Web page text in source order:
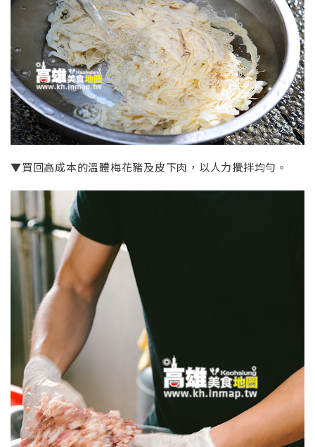
▼買回高成本的溫體梅花豬及皮下肉，以人力攪拌均勻。